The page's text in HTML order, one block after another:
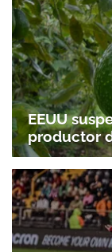
EEUU
productor